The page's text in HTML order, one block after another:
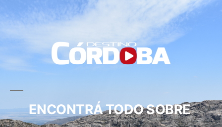
ENCONTRÁ TODO SOBRE